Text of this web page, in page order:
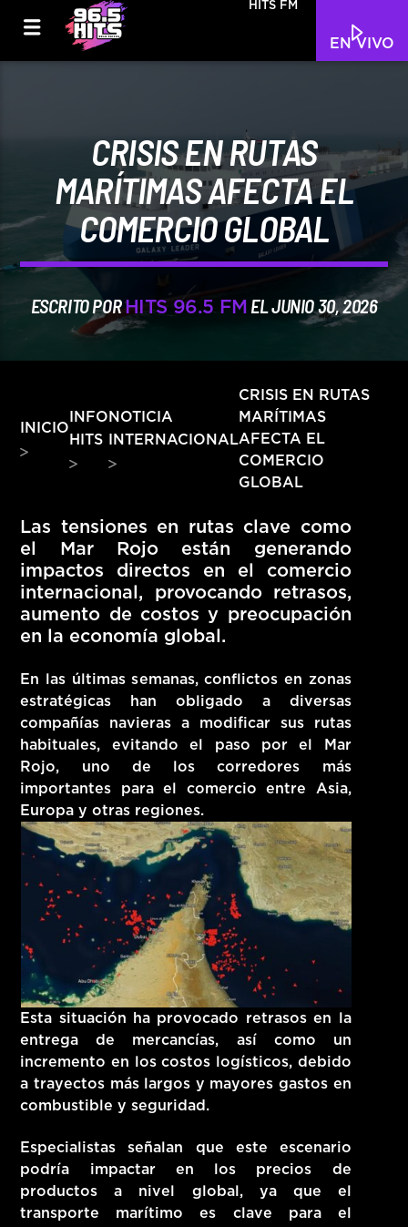
EN VIVO
HITS FM
HITS – 96.5 FM
Hits – 96.5 FM
CRISIS EN RUTAS
MARÍTIMAS AFECTA EL
COMERCIO GLOBAL
ESCRITO PORHITS 96.5 FM EL JUNIO 30, 2026
INICIO
INFO
HITS
NOTICIA
INTERNACIONAL
CRISIS EN RUTAS
MARÍTIMAS
AFECTA EL
COMERCIO
GLOBAL
Las tensiones en rutas clave como
el Mar Rojo están generando
impactos directos en el comercio
internacional, provocando retrasos,
aumento de costos y preocupación
en la economía global.
En las últimas semanas, conflictos en zonas
estratégicas han obligado a diversas
compañías navieras a modificar sus rutas
habituales, evitando el paso por el Mar
Rojo, uno de los corredores más
importantes para el comercio entre Asia,
Europa y otras regiones.
Esta situación ha provocado retrasos en la
entrega de mercancías, así como un
incremento en los costos logísticos, debido
a trayectos más largos y mayores gastos en
combustible y seguridad.
Especialistas señalan que este escenario
podría impactar en los precios de
productos a nivel global, ya que el
transporte marítimo es clave para el